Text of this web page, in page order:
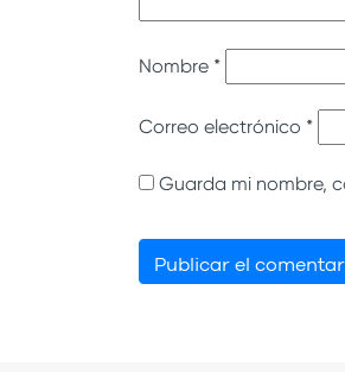
Nombre *
Correo electrónico *
Guarda mi nombre,